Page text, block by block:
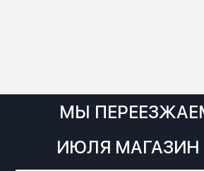
МЫ
ИЮЛЯ МАГАЗИН